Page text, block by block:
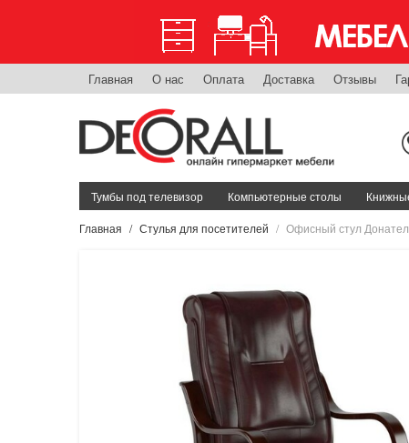
Главная О нас Оплата Доставка Отзывы
Тумбы под телевизор Компьютерные столы
Главная Стулья для посетителей Офисный стул